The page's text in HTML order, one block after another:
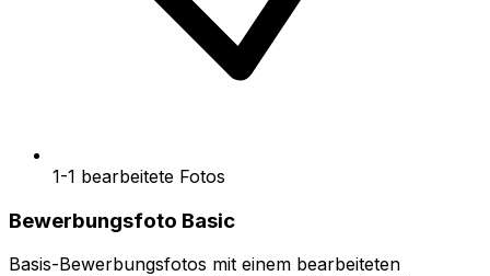
1-1 bearbeitete Fotos
Bewerbungsfoto Basic
Basis-Bewerbungsfotos mit einem bearbeiteten